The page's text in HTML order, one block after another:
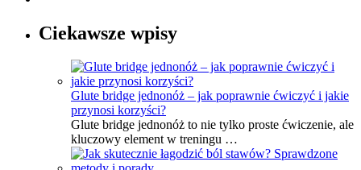
Ciekawsze wpisy
Glute bridge jednonóż – jak poprawnie ćwiczyć i jakie
przynosi korzyści?
Glute bridge jednonóż to nie tylko proste ćwiczenie, ale
kluczowy element w treningu …